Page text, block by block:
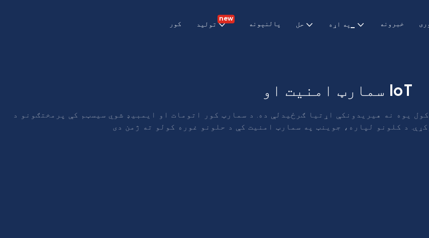
کور تولید
new
پالنېونه حل خبرونه
سمارټ امنیت او IoT
یوه نه هیریدونکې اړتیا ګرځیدلې ده. د سمارټ کور اتومات او ایمبیډ شوي سیسټم کې پرمختګونو د